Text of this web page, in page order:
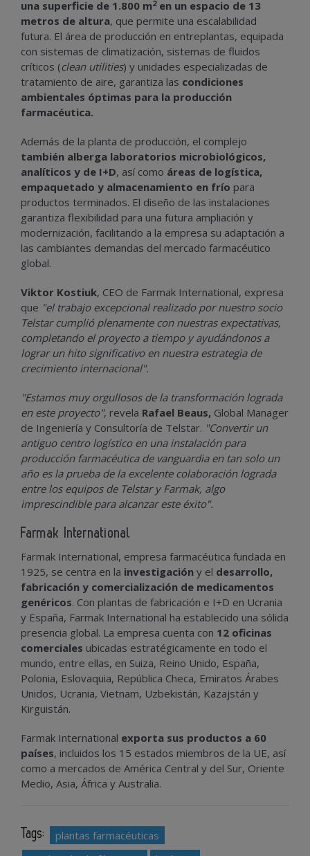
una superficie de 1.800 m2en un espacio de 13
metros de altura, que permite una escalabilidad
futura. El área de producción en entreplantas, equipada
con sistemas de climatización, sistemas de fluidos
críticos (clean utilities) y unidades especializadas de
tratamiento de aire, garantiza las condiciones
ambientales óptimas para la producción
farmacéutica.
Además de la planta de producción, el complejo
también alberga laboratorios microbiológicos,
analíticos y de I+D, así como áreas de logística,
empaquetado y almacenamiento en frío para
productos terminados. El diseño de las instalaciones
garantiza flexibilidad para una futura ampliación y
modernización, facilitando a la empresa su adaptación a
las cambiantes demandas del mercado farmacéutico
global.
Viktor Kostiuk, CEO de Farmak International, expresa
que "el trabajo excepcional realizado por nuestro socio
Telstar cumplió plenamente con nuestras expectativas,
completando el proyecto a tiempo y ayudándonos a
lograr un hito significativo en nuestra estrategia de
crecimiento internacional".
"Estamos muy orgullosos de la transformación lograda
en este proyecto", revela Rafael Beaus, Global Manager
de Ingeniería y Consultoría de Telstar. "Convertir un
antiguo centro logístico en una instalación para
producción farmacéutica de vanguardia en tan solo un
año es la prueba de la excelente colaboración lograda
entre los equipos de Telstar y Farmak, algo
imprescindible para alcanzar este éxito".
Farmak International
Farmak International, empresa farmacéutica fundada en
1925, se centra en la investigación y el desarrollo,
fabricación y comercialización de medicamentos
genéricos. Con plantas de fabricación e I+D en Ucrania
y España, Farmak International ha establecido una sólida
presencia global. La empresa cuenta con 12 oficinas
comerciales ubicadas estratégicamente en todo el
mundo, entre ellas, en Suiza, Reino Unido, España,
Polonia, Eslovaquia, República Checa, Emiratos Árabes
Unidos, Ucrania, Vietnam, Uzbekistán, Kazajstán y
Kirguistán.
Farmak International exporta sus productos a 60
países, incluidos los 15 estados miembros de la UE, así
como a mercados de América Central y del Sur, Oriente
Medio, Asia, África y Australia.
Tags:
plantas farmacéuticas